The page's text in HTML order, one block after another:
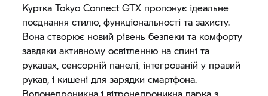
Куртка Tokyo Connect GTX пропонує ідеальне
поєднання стилю, функціональності та захисту.
Вона створює новий рівень безпеки та комфорту
завдяки активному освітленню на спині та
рукавах, сенсорній панелі, інтегрованій у правий
рукав, і кишені для зарядки смартфона.